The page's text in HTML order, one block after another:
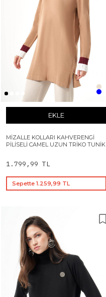
EKLE
MIZALLE KOLLARI KAHVERENGI
PILISELI CAMEL UZUN TRIKO TUNIK
1.799,99 TL
Sepette 1.259,99 TL